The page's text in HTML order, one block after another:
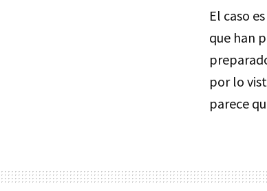
El caso
que han
por lo
parece